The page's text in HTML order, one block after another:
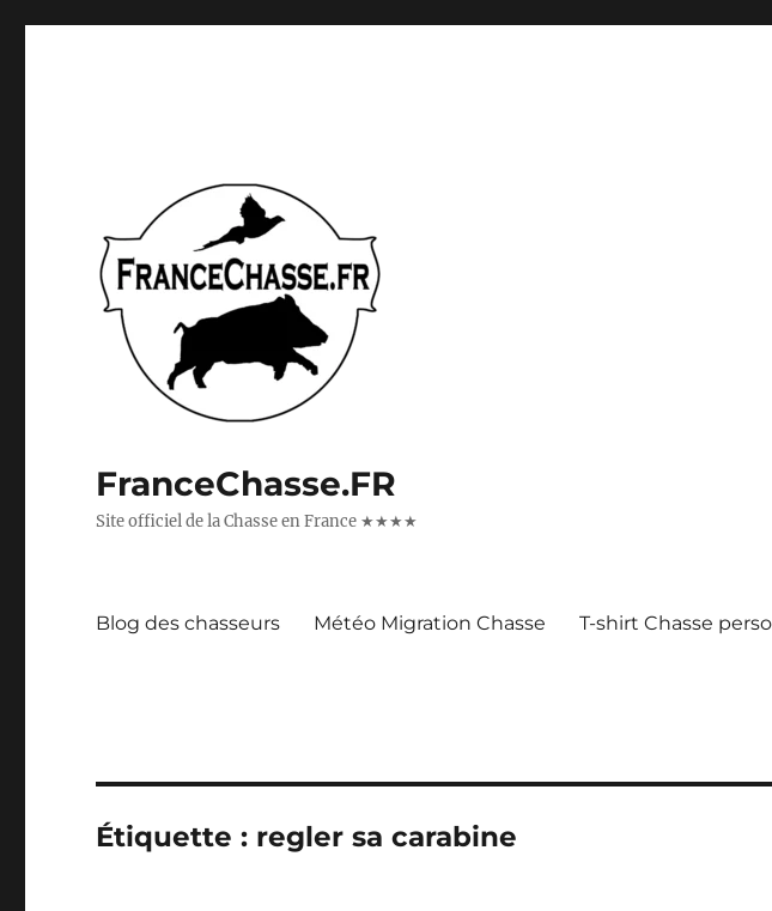
FranceChasse.FR
Site officiel de la Chasse en France ★★★★
Blog des chasseurs Météo Migration Chasse T-shirt Chasse
Étiquette : regler sa carabine